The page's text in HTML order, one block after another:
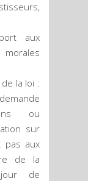
aux
la loi :
ou
sur
pas aux
de la
de